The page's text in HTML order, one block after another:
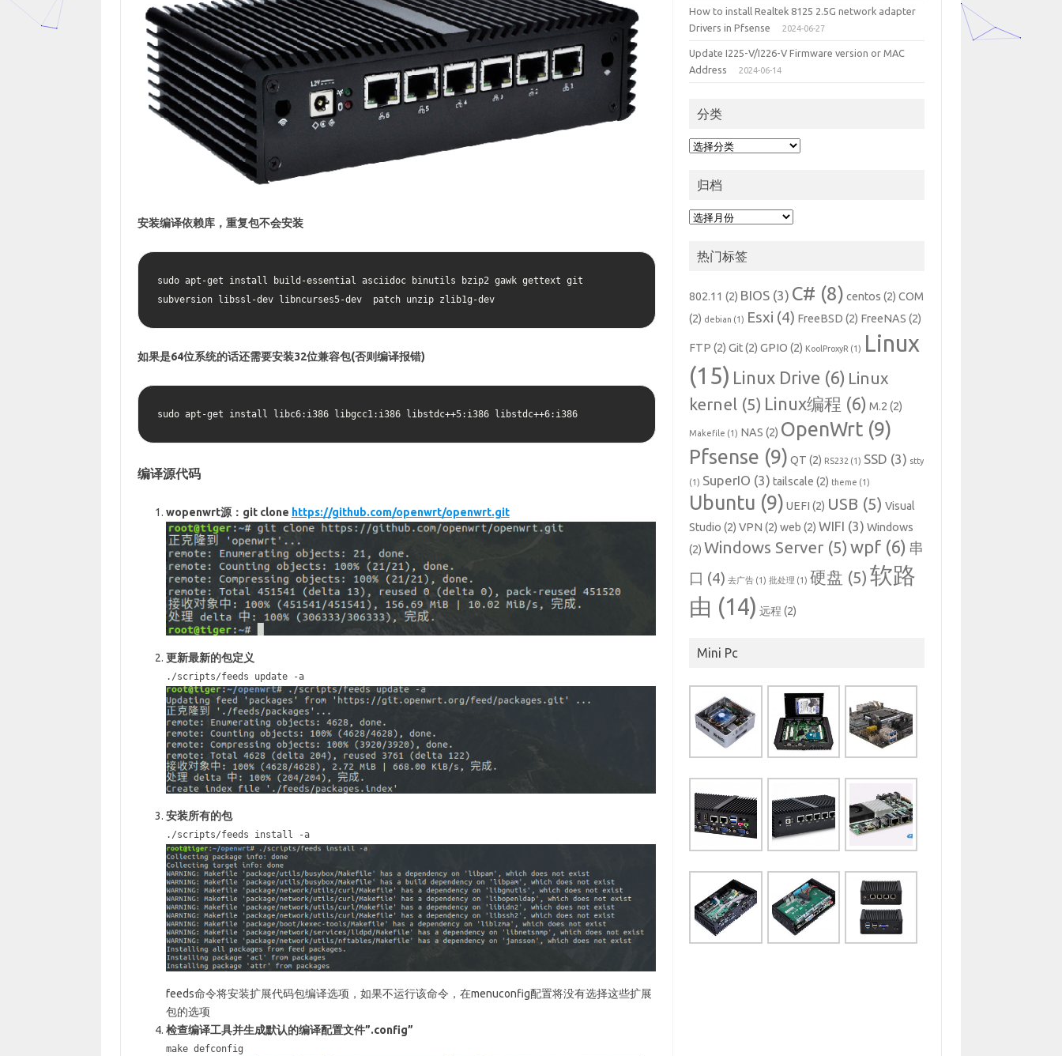
安装编译依赖库，重复包不会安装
sudo apt-get install build-essential asciidoc binutils bzip2 gawk gettext git
subversion libssl-dev libncurses5-dev  patch unzip zlib1g-dev
如果是64位系统的话还需要安装32位兼容包(否则编译报错)
sudo apt-get install libc6:i386 libgcc1:i386 libstdc++5:i386 libstdc++6:i386
编译源代码
wopenwrt源：git clone https://github.com/openwrt/openwrt.git
更新最新的包定义
./scripts/feeds update -a
安装所有的包
./scripts/feeds install -a
feeds命令将安装扩展代码包编译选项，如果不运行该命令，在menuconfig配置将没有选择这些扩展
包的选项
检查编译工具并生成默认的编译配置文件”.config”
make defconfig
How to install Realtek 8125 2.5G network adapter
Drivers in Pfsense
2024-06-27
Update I225-V/I226-V Firmware version or MAC
Address
2024-06-14
分类
分
归档
归
热门标签
802.11 (2) BIOS (3) C# (8) centos (2) COM
(2) debian (1) Esxi (4) FreeBSD (2) FreeNAS (2)
FTP (2) Git(2) GPIO (2) KoolProxyR (1) Linux
(15) Linux Drive (6) Linux
kernel (5) Linux编程 (6) M.2 (2)
Makefile (1) NAS (2) OpenWrt (9)
Pfsense (9) QT (2) RS232 (1) SSD (3) stty
(1) SuperIO (3) tailscale (2) theme (1)
Ubuntu (9) UEFI (2) USB (5) Visual
Studio (2) VPN (2) web (2) WIFI (3) Windows
(2) Windows Server (5) wpf (6) 串
口 (4) 去广告 (1) 批处理 (1) 硬盘 (5) 软路
由 (14) 远程 (2)
Mini Pc